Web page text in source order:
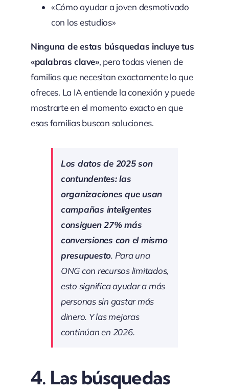
«Cómo ayudar a joven desmotivado
con los estudios»
Ninguna de estas búsquedas incluye tus
«palabras clave», pero todas vienen de
familias que necesitan exactamente lo que
ofreces. La IA entiende la conexión y puede
mostrarte en el momento exacto en que
esas familias buscan soluciones.
Los datos de 2025 son
contundentes: las
organizaciones que usan
campañas inteligentes
consiguen 27% más
conversiones con el mismo
presupuesto. Para una
ONG con recursos limitados,
esto significa ayudar a más
personas sin gastar más
dinero. Y las mejoras
continúan en 2026.
4. Las búsquedas